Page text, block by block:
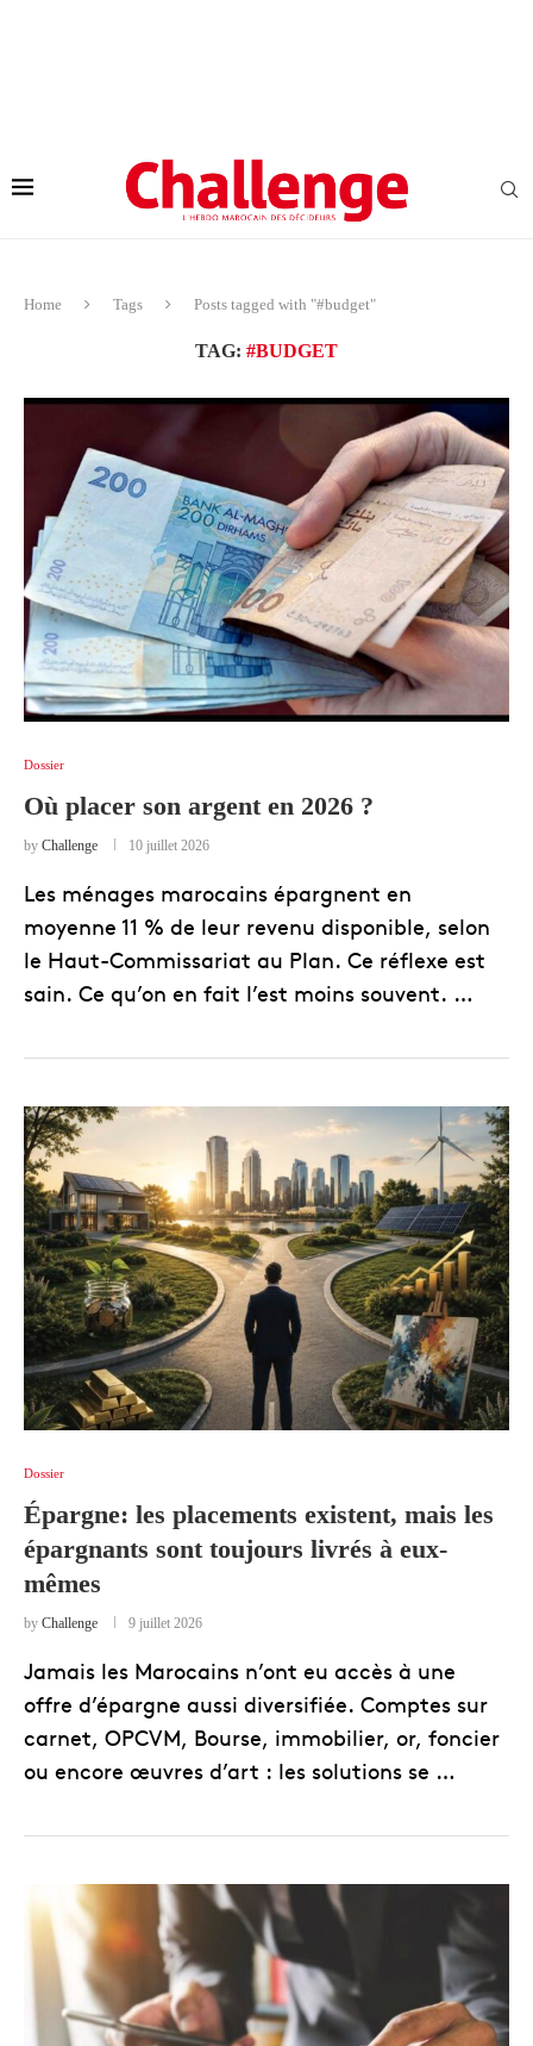
Home Tags Posts tagged with "#budget"
TAG: #BUDGET
Dossier
Où placer son argent en 2026 ?
by Challenge 10 juillet 2026
Les ménages marocains épargnent en
moyenne 11 % de leur revenu disponible, selon
le Haut-Commissariat au Plan. Ce réflexe est
sain. Ce qu’on en fait l’est moins souvent. …
Dossier
Épargne: les placements existent, mais les
épargnants sont toujours livrés à eux-
mêmes
by Challenge 9 juillet 2026
Jamais les Marocains n’ont eu accès à une
offre d’épargne aussi diversifiée. Comptes sur
carnet, OPCVM, Bourse, immobilier, or, foncier
ou encore œuvres d’art : les solutions se …